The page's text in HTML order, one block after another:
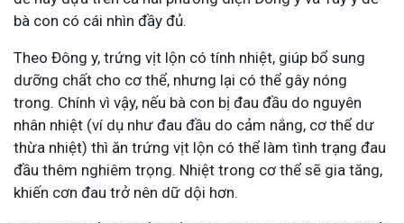
bà con có cái nhìn đầy đủ.
Theo Đông y, trứng vịt lộn có tính nhiệt, giúp bổ sung
dưỡng chất cho cơ thể, nhưng lại có thể gây nóng
trong. Chính vì vậy, nếu bà con bị đau đầu do nguyên
nhân nhiệt (ví dụ như đau đầu do cảm nắng, cơ thể dư
thừa nhiệt) thì ăn trứng vịt lộn có thể làm tình trạng đau
đầu thêm nghiêm trọng. Nhiệt trong cơ thể sẽ gia tăng,
khiến cơn đau trở nên dữ dội hơn.